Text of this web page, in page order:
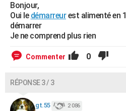
Bonjour,
Oui le démarreurest alimenté en
démarrer
Je ne comprend plus rien
Commenter 0
RÉPONSE 3 / 3
gt.55 2 086